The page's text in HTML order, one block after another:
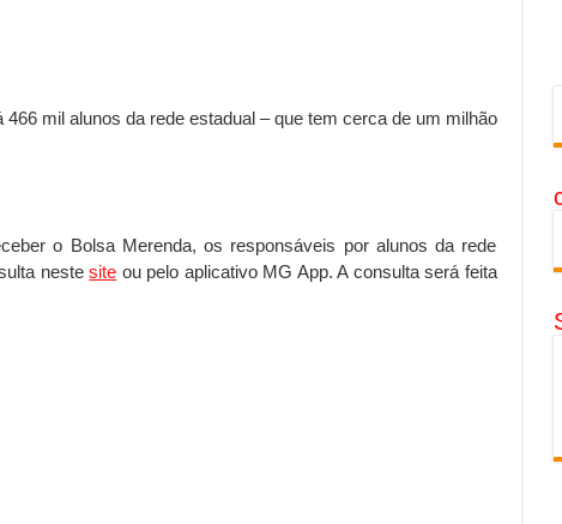
466 mil alunos da rede estadual – que tem cerca de um milhão
o Bolsa Merenda, os responsáveis por alunos da rede
nestesite ou pelo aplicativo MG App. A consulta será feita